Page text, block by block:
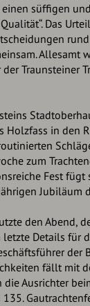
einen süffigen
Das
Allesamt
Traunsteiner
Holzfass in den
zum
Fest
Jubiläum
den Abend,
Details für
der
fällt mit
die Ausrichter
135.